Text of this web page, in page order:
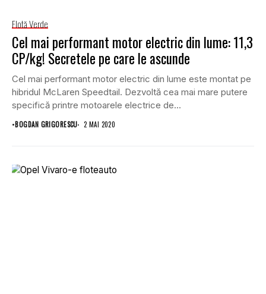
Flotă Verde
Cel mai performant motor electric din lume: 11,3
CP/kg! Secretele pe care le ascunde
Cel mai performant motor electric din lume este montat pe
hibridul McLaren Speedtail. Dezvoltă cea mai mare putere
specifică printre motoarele electrice de...
•BOGDAN GRIGORESCU 2 MAI 2020